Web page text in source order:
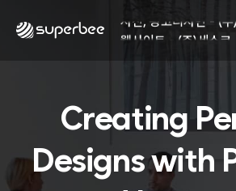
웹사이트 - (주)세스코
동영상, 카탈로그 - 피
웹사이트 - 백조씽크
사진, 광고디자인 - 중
패키지, 디자인 - 고려
동영상 - (주)듀오백
Creating
Designs with